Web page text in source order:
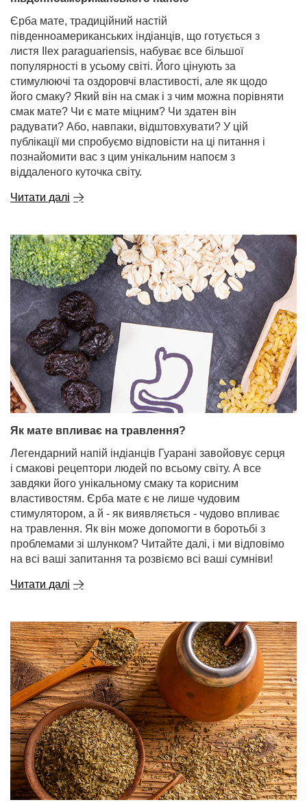
Єрба мате, традиційний настій
південноамериканських індіанців, що готується з
листя Ilex paraguariensis, набуває все більшої
популярності в усьому світі. Його цінують за
стимулюючі та оздоровчі властивості, але як щодо
його смаку? Який він на смак і з чим можна порівняти
смак мате? Чи є мате міцним? Чи здатен він
радувати? Або, навпаки, відштовхувати? У цій
публікації ми спробуємо відповісти на ці питання і
познайомити вас з цим унікальним напоєм з
віддаленого куточка світу.
Читати далі
Як мате впливає на травлення?
Легендарний напій індіанців Гуарані завойовує серця
і смакові рецептори людей по всьому світу. А все
завдяки його унікальному смаку та корисним
властивостям. Єрба мате є не лише чудовим
стимулятором, а й - як виявляється - чудово впливає
на травлення. Як він може допомогти в боротьбі з
проблемами зі шлунком? Читайте далі, і ми відповімо
на всі ваші запитання та розвіємо всі ваші сумніви!
Читати далі